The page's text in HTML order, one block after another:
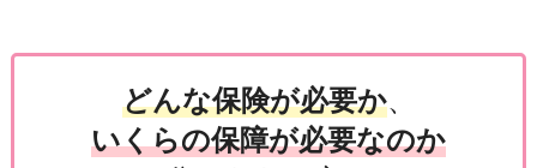
どんな保険が必要か、
いくらの保障が必要なのか